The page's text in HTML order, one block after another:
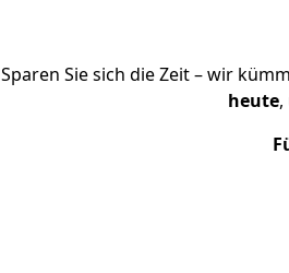
Sparen Sie sich die Zeit – wir
heute,